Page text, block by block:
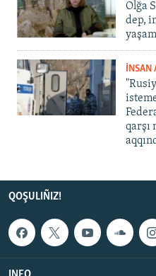
Olğa
dep,
İNSAN
qarşı
QOŞULIÑIZ!